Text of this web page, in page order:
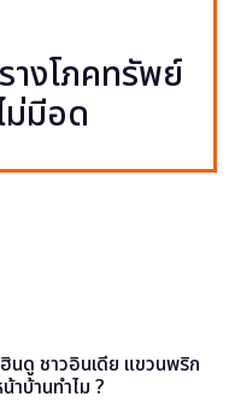
างโภคทรัพย์
ม่มีอด
นดู ชาวอินเดีย แขวนพริก
าบ้านทำไม ?